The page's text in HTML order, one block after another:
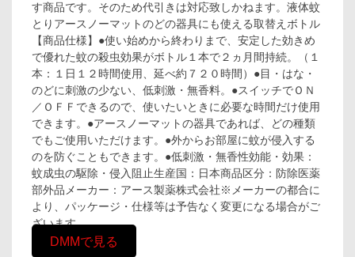
す商品です。そのため代引きは対応致しかねます。液体蚊
とりアースノーマットのどの器具にも使える取替えボトル
【商品仕様】●使い始めから終わりまで、安定した効きめ
で優れた蚊の殺虫効果がボトル１本で２ヵ月間持続。（１
本：１日１２時間使用、延べ約７２０時間）●目・はな・
のどに刺激の少ない、低刺激・無香料。●スイッチでＯＮ
／ＯＦＦできるので、使いたいときに必要な時間だけ使用
できます。●アースノーマットの器具であれば、どの種類
でもご使用いただけます。●外からお部屋に蚊が侵入する
のを防ぐこともできます。●低刺激・無香性効能・効果：
蚊成虫の駆除・侵入阻止生産国：日本商品区分：防除医薬
部外品メーカー：アース製薬株式会社※メーカーの都合に
より、パッケージ・仕様等は予告なく変更になる場合がご
ざいます。
DMMで見る